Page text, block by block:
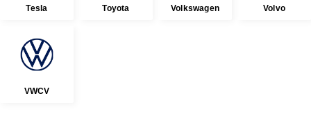
Tesla Toyota Volkswagen Volvo
VWCV